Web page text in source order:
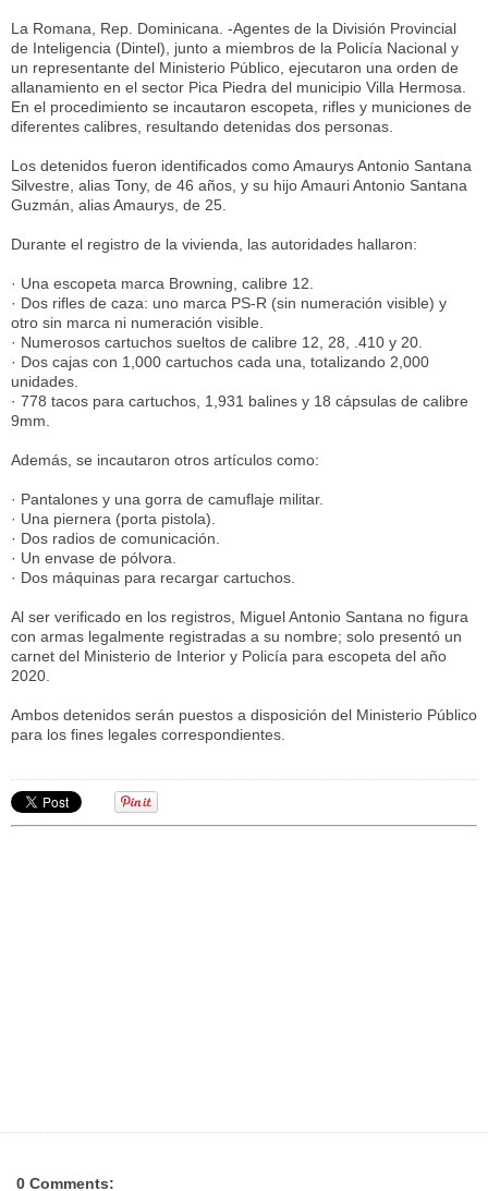
La Romana, Rep. Dominicana. -Agentes de la División Provincial
de Inteligencia (Dintel), junto a miembros de la Policía Nacional y
un representante del Ministerio Público, ejecutaron una orden de
allanamiento en el sector Pica Piedra del municipio Villa Hermosa.
En el procedimiento se incautaron escopeta, rifles y municiones de
diferentes calibres, resultando detenidas dos personas.
Los detenidos fueron identificados como Amaurys Antonio Santana
Silvestre, alias Tony, de 46 años, y su hijo Amauri Antonio Santana
Guzmán, alias Amaurys, de 25.
Durante el registro de la vivienda, las autoridades hallaron:
· Una escopeta marca Browning, calibre 12.
· Dos rifles de caza: uno marca PS-R (sin numeración visible) y
otro sin marca ni numeración visible.
· Numerosos cartuchos sueltos de calibre 12, 28, .410 y 20.
· Dos cajas con 1,000 cartuchos cada una, totalizando 2,000
unidades.
· 778 tacos para cartuchos, 1,931 balines y 18 cápsulas de calibre
9mm.
Además, se incautaron otros artículos como:
· Pantalones y una gorra de camuflaje militar.
· Una piernera (porta pistola).
· Dos radios de comunicación.
· Un envase de pólvora.
· Dos máquinas para recargar cartuchos.
Al ser verificado en los registros, Miguel Antonio Santana no figura
con armas legalmente registradas a su nombre; solo presentó un
carnet del Ministerio de Interior y Policía para escopeta del año
2020.
Ambos detenidos serán puestos a disposición del Ministerio Público
para los fines legales correspondientes.
0 Comments: